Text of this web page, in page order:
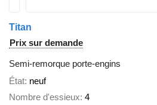
Titan
Prix sur demande
Semi-remorque porte-engins
État neuf
Nombre d'essieux 4